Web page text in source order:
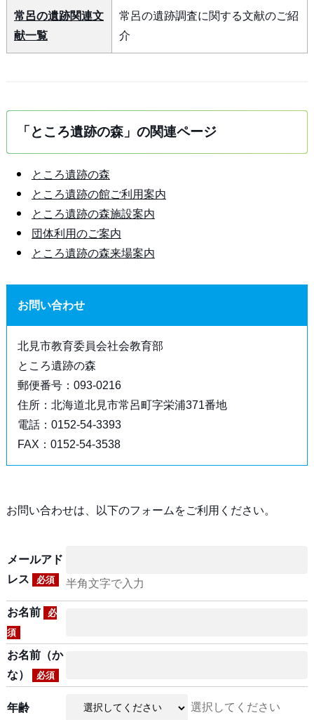
常呂の遺跡関連文
献一覧
常呂の遺跡調査に関する文献のご紹
介
「ところ遺跡の森」の関連ページ
ところ遺跡の森
ところ遺跡の館ご利用案内
ところ遺跡の森施設案内
団体利用のご案内
ところ遺跡の森来場案内
お問い合わせ
北見市教育委員会社会教育部
ところ遺跡の森
郵便番号：093-0216
住所：北海道北見市常呂町字栄浦371番地
電話：0152-54-3393
FAX：0152-54-3538
お問い合わせは、以下のフォームをご利用ください。
メールアド
レス
必須 半角文字で入力
お名前
必
須
お名前（か
な）
必須
年齢 選択してください